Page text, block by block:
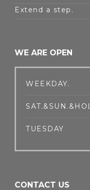
Extend a step.
WE ARE OPEN
WEEKDAY.
TUESDAY
CONTACT US